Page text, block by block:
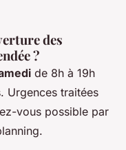
des
?
de 8h à 19h
Urgences traitées
vous possible par